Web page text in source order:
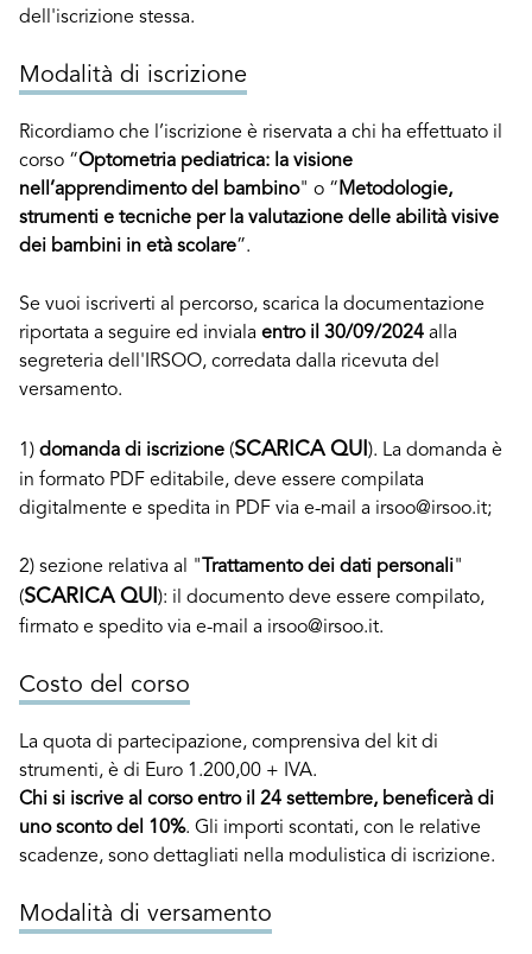
dell'iscrizione stessa.
Modalità di iscrizione
Ricordiamo che l’iscrizione è riservata a chi ha effettuato il
corso “Optometria pediatrica: la visione
nell’apprendimento del bambino" o “ Metodologie,
strumenti e tecniche per la valutazione delle abilità visive
dei bambini in età scolare”.
Se vuoi iscriverti al percorso, scarica la documentazione
riportata a seguire ed inviala entro il 30/09/2024 alla
segreteria dell'IRSOO, corredata dalla ricevuta del
versamento.
1) domanda di iscrizione (SCARICA QUI ). La domanda è
in formato PDF editabile, deve essere compilata
digitalmente e spedita in PDF via e-mail a irsoo@irsoo.it;
2) sezione relativa al " Trattamento dei dati personali"
(SCARICA QUI ): il documento deve essere compilato,
firmato e spedito via e-mail a irsoo@irsoo.it.
Costo del corso
La quota di partecipazione, comprensiva del kit di
strumenti, è di Euro 1.200,00 + IVA.
Chi si iscrive al corso entro il 24 settembre, beneficerà di
uno sconto del 10%. Gli importi scontati, con le relative
scadenze, sono dettagliati nella modulistica di iscrizione.
Modalità di versamento